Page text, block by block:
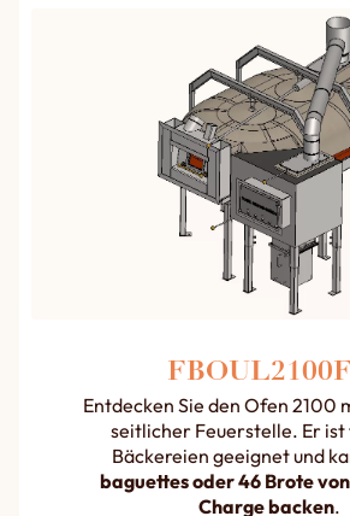
Entdecken Sie den Ofen 2100
seitlicher Feuerstelle. Er ist
Bäckereien geeignet und
baguettes oder 46 Brote
Charge backen.